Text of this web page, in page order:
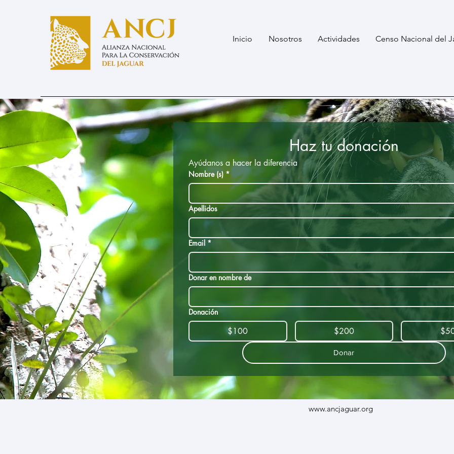
Inicio Nosotros Actividades Censo Nacional del
Haz tu donación
Ayúdanos a hacer la diferencia
Nombre (s) *
Apellidos
Email *
Donar en nombre de
Donación
$100 $200
Donar
www.ancjaguar.org